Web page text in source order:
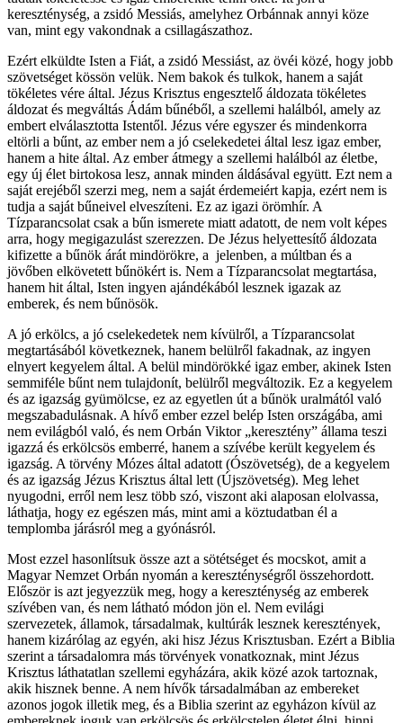
kereszténység, a zsidó Messiás, amelyhez Orbánnak annyi köze
van, mint egy vakondnak a csillagászathoz.
Ezért elküldte Isten a Fiát, a zsidó Messiást, az övéi közé, hogy jobb
szövetséget kössön velük. Nem bakok és tulkok, hanem a saját
tökéletes vére által. Jézus Krisztus engesztelő áldozata tökéletes
áldozat és megváltás Ádám bűnéből, a szellemi halálból, amely az
embert elválasztotta Istentől. Jézus vére egyszer és mindenkorra
eltörli a bűnt, az ember nem a jó cselekedetei által lesz igaz ember,
hanem a hite által. Az ember átmegy a szellemi halálból az életbe,
egy új élet birtokosa lesz, annak minden áldásával együtt. Ezt nem a
saját erejéből szerzi meg, nem a saját érdemeiért kapja, ezért nem is
tudja a saját bűneivel elveszíteni. Ez az igazi örömhír. A
Tízparancsolat csak a bűn ismerete miatt adatott, de nem volt képes
arra, hogy megigazulást szerezzen. De Jézus helyettesítő áldozata
kifizette a bűnök árát mindörökre, a jelenben, a múltban és a
jövőben elkövetett bűnökért is. Nem a Tízparancsolat megtartása,
hanem hit által, Isten ingyen ajándékából lesznek igazak az
emberek, és nem bűnösök.
A jó erkölcs, a jó cselekedetek nem kívülről, a Tízparancsolat
megtartásából következnek, hanem belülről fakadnak, az ingyen
elnyert kegyelem által. A belül mindörökké igaz ember, akinek Isten
semmiféle bűnt nem tulajdonít, belülről megváltozik. Ez a kegyelem
és az igazság gyümölcse, ez az egyetlen út a bűnök uralmától való
megszabadulásnak. A hívő ember ezzel belép Isten országába, ami
nem evilágból való, és nem Orbán Viktor „keresztény” állama teszi
igazzá és erkölcsös emberré, hanem a szívébe került kegyelem és
igazság. A törvény Mózes által adatott (Ószövetség), de a kegyelem
és az igazság Jézus Krisztus által lett (Újszövetség). Meg lehet
nyugodni, erről nem lesz több szó, viszont aki alaposan elolvassa,
láthatja, hogy ez egészen más, mint ami a köztudatban él a
templomba járásról meg a gyónásról.
Most ezzel hasonlítsuk össze azt a sötétséget és mocskot, amit a
Magyar Nemzet Orbán nyomán a kereszténységről összehordott.
Először is azt jegyezzük meg, hogy a kereszténység az emberek
szívében van, és nem látható módon jön el. Nem evilági
szervezetek, államok, társadalmak, kultúrák lesznek keresztények,
hanem kizárólag az egyén, aki hisz Jézus Krisztusban. Ezért a Biblia
szerint a társadalomra más törvények vonatkoznak, mint Jézus
Krisztus láthatatlan szellemi egyházára, akik közé azok tartoznak,
akik hisznek benne. A nem hívők társadalmában az embereket
azonos jogok illetik meg, és a Biblia szerint az egyházon kívül az